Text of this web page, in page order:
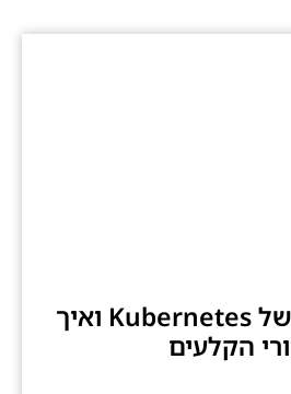
הארכיטקטורה של Kubernetes ואיך